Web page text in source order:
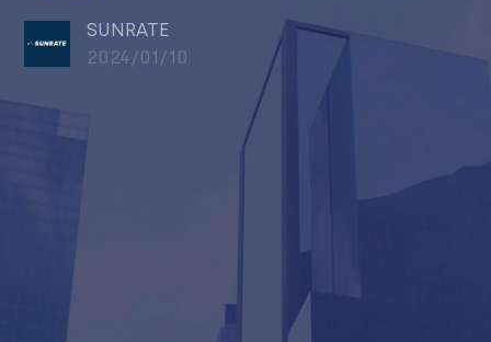
SUNRATE
2024/01/10